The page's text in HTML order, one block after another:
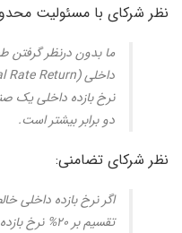
نظر شرکای با مسئولیت
ما بدون درنظر گرفتن
دو برابر بیشتر است.
نظر شرکای تضامنی:
اگر نرخ بازده داخلی
تقسیم بر